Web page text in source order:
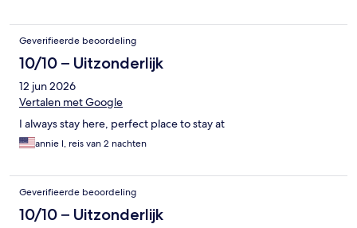
Geverifieerde beoordeling
10/10 – Uitzonderlijk
12 jun 2026
Vertalen met Google
I always stay here, perfect place to stay at
annie l, reis van 2 nachten
Geverifieerde beoordeling
10/10 – Uitzonderlijk